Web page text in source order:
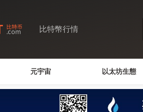
比特幣行情
元宇宙 以太坊生態